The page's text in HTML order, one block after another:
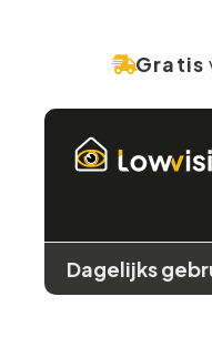
Gratis
Dagelijks